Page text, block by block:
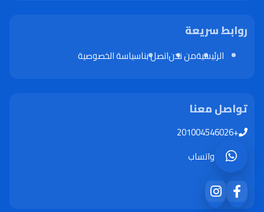
روابط سريعة
الرئيسيةمن نحناتصل بناسياسة الخصوصية
تواصل معنا
+201004546026
واتساب